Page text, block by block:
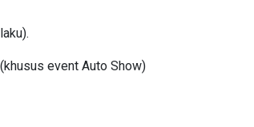
event Auto Show)